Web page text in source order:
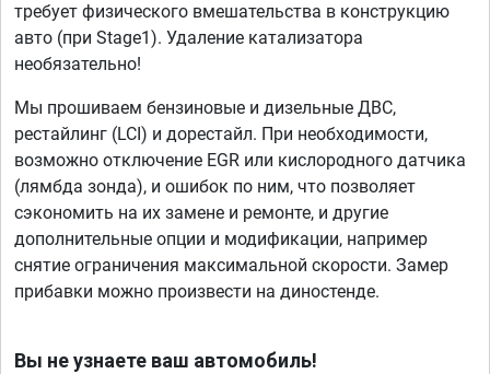
требует физического вмешательства в конструкцию
авто (при Stage1). Удаление катализатора
необязательно!
Мы прошиваем бензиновые и дизельные ДВС,
рестайлинг (LCI) и дорестайл. При необходимости,
возможно отключение EGR или кислородного датчика
(лямбда зонда), и ошибок по ним, что позволяет
сэкономить на их замене и ремонте, и другие
дополнительные опции и модификации, например
снятие ограничения максимальной скорости. Замер
прибавки можно произвести на диностенде.
Вы не узнаете ваш автомобиль!